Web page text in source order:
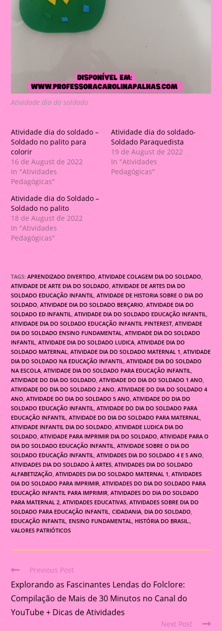
Atividade dia do soldado
Atividade dia do soldado –
Soldado no palito para
colorir
16 de August de 2022
In "Atividades
Pedagógicas"
Atividade dia do soldado-
Soldado Paraquedista
19 de August de 2022
In "Atividades
Pedagógicas"
Atividade dia do Soldado –
Soldado no palito
18 de August de 2022
In "Atividades
Pedagógicas"
TAGS:APRENDIZADO DIVERTIDO, ATIVIDADE COLAGEM DIA DO SOLDADO,
ATIVIDADE DE ARTE DIA DO SOLDADO, ATIVIDADE DE ARTES DIA DO
SOLDADO EDUCAÇÃO INFANTIL, ATIVIDADE DE HISTORIA SOBRE O DIA DO
SOLDADO, ATIVIDADE DIA DO SOLDADO BERÇARIO, ATIVIDADE DIA DO
SOLDADO ED INFANTIL, ATIVIDADE DIA DO SOLDADO EDUCAÇÃO INFANTIL,
ATIVIDADE DIA DO SOLDADO EDUCAÇÃO INFANTIL PINTEREST, ATIVIDADE
DIA DO SOLDADO ENSINO FUNDAMENTAL, ATIVIDADE DIA DO SOLDADO
INFANTIL, ATIVIDADE DIA DO SOLDADO LUDICA, ATIVIDADE DIA DO
SOLDADO MATERNAL, ATIVIDADE DIA DO SOLDADO MATERNAL 1, ATIVIDADE
DIA DO SOLDADO NA EDUCAÇÃO INFANTIL, ATIVIDADE DIA DO SOLDADO
NA ESCOLA, ATIVIDADE DIA DO SOLDADO PARA EDUCAÇÃO INFANTIL,
ATIVIDADE DO DIA DO SOLDADO, ATIVIDADE DO DIA DO SOLDADO 1 ANO,
ATIVIDADE DO DIA DO SOLDADO 2 ANO, ATIVIDADE DO DIA DO SOLDADO 4
ANO, ATIVIDADE DO DIA DO SOLDADO 5 ANO, ATIVIDADE DO DIA DO
SOLDADO EDUCAÇÃO INFANTIL, ATIVIDADE DO DIA DO SOLDADO PARA
EDUCAÇÃO INFANTIL, ATIVIDADE DO DIA DO SOLDADO PARA MATERNAL,
ATIVIDADE INFANTIL DIA DO SOLDADO, ATIVIDADE LUDICA DIA DO
SOLDADO, ATIVIDADE PARA IMPRIMIR DIA DO SOLDADO, ATIVIDADE PARA O
DIA DO SOLDADO EDUCAÇÃO INFANTIL, ATIVIDADE SOBRE O DIA DO
SOLDADO EDUCAÇÃO INFANTIL, ATIVIDADES DIA DO SOLDADO 4 E 5 ANO,
ATIVIDADES DIA DO SOLDADO À ARTES, ATIVIDADES DIA DO SOLDADO
ALFABETIZAÇÃO, ATIVIDADES DIA DO SOLDADO MATERNAL 1, ATIVIDADES
DIA DO SOLDADO PARA IMPRIMIR, ATIVIDADES DO DIA DO SOLDADO PARA
EDUCAÇÃO INFANTIL PARA IMPRIMIR, ATIVIDADES DO DIA DO SOLDADO
PARA MATERNAL 2, ATIVIDADES EDUCATIVAS, ATIVIDADES SOBRE DIA DO
SOLDADO PARA EDUCAÇÃO INFANTIL, CIDADANIA, DIA DO SOLDADO,
EDUCAÇÃO INFANTIL, ENSINO FUNDAMENTAL, HISTÓRIA DO BRASIL.,
VALORES PATRIÓTICOS
Read
more
articles
Previous Post
Explorando as Fascinantes Lendas do Folclore:
Compilação de Mais de 30 Minutos no Canal do
YouTube + Dicas de Atividades
Next Post